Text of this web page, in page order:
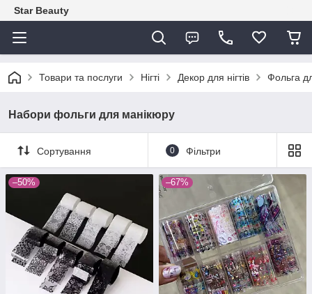
Star Beauty
Товари та послуги Нігті Декор для нігтів Фольга
Набори фольги для манікюру
Сортування 0 Фільтри
–50% –67%